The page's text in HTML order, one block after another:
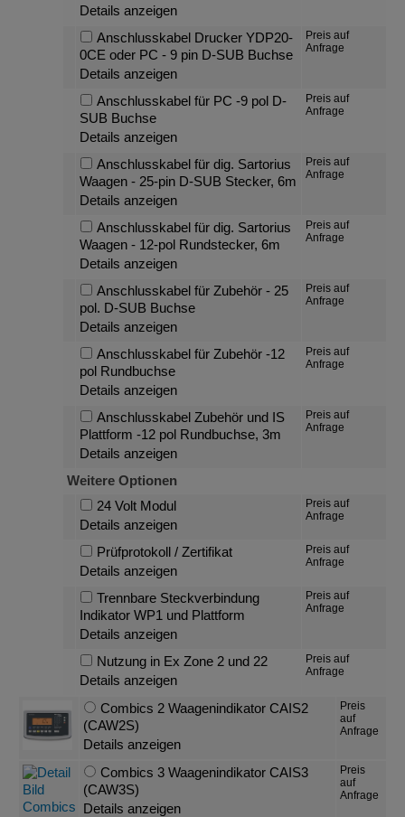
Details anzeigen
Anschlusskabel Drucker YDP20-
0CE oder PC - 9 pin D-SUB Buchse
Details anzeigen
Preis auf
Anfrage
Anschlusskabel für PC -9 pol D-
SUB Buchse
Details anzeigen
Preis auf
Anfrage
Anschlusskabel für dig. Sartorius
Waagen - 25-pin D-SUB Stecker, 6m
Details anzeigen
Preis auf
Anfrage
Anschlusskabel für dig. Sartorius
Waagen - 12-pol Rundstecker, 6m
Details anzeigen
Preis auf
Anfrage
Anschlusskabel für Zubehör - 25
pol. D-SUB Buchse
Details anzeigen
Preis auf
Anfrage
Anschlusskabel für Zubehör -12
pol Rundbuchse
Details anzeigen
Preis auf
Anfrage
Anschlusskabel Zubehör und IS
Plattform -12 pol Rundbuchse, 3m
Details anzeigen
Preis auf
Anfrage
Weitere Optionen
24 Volt Modul
Details anzeigen
Preis auf
Anfrage
Prüfprotokoll / Zertifikat
Details anzeigen
Preis auf
Anfrage
Trennbare Steckverbindung
Indikator WP1 und Plattform
Details anzeigen
Preis auf
Anfrage
Nutzung in Ex Zone 2 und 22
Details anzeigen
Preis auf
Anfrage
Combics 2 Waagenindikator CAIS2
(CAW2S)
Details anzeigen
Preis
auf
Anfrage
Combics 3 Waagenindikator CAIS3
(CAW3S)
Details anzeigen
Preis
auf
Anfrage